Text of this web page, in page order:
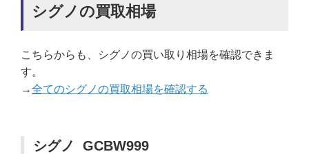
シグノの買取相場
こちらからも、シグノの買い取り相場を確認できま
す。
→全てのシグノの買取相場を確認する
シグノ GCBW999